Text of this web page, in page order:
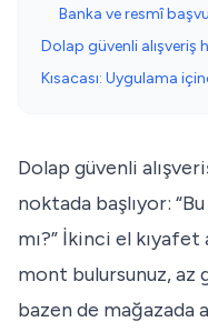
Banka ve resmî
Dolap güvenli alışveriş
Kısacası: Uygulama
Dolap güvenli
noktada başlıyor:
mı?” İkinci el
mont bulursunuz, az
bazen de mağazada